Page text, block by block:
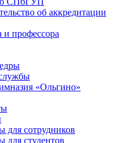
об аккредитации
и профессора
«Ольгино»
для сотрудников
для студентов